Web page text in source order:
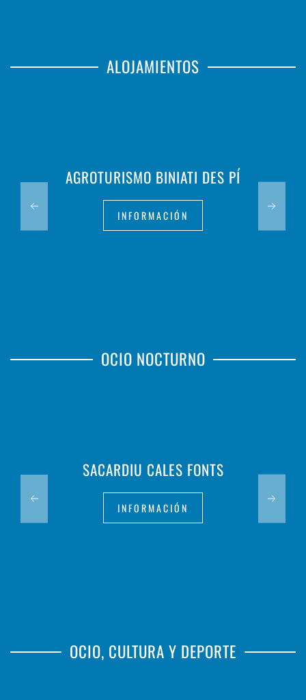
ALOJAMIENTOS
AGROTURISMO BINIATI DES PÍ
INFORMACIÓN
OCIO NOCTURNO
SACARDIU CALES FONTS
INFORMACIÓN
OCIO, CULTURA Y DEPORTE